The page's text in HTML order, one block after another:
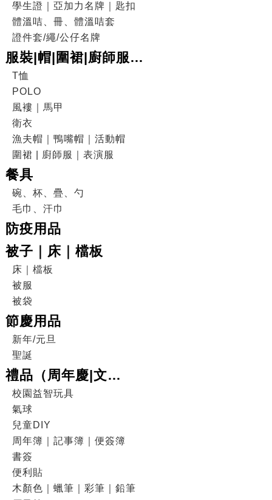
證件套
學生證｜亞加力名牌｜匙扣
體溫咭、冊、體溫咭套
證件套/繩/公仔名牌
服裝|帽|圍裙|廚師服|
表演服
T恤
POLO
風褸｜馬甲
衛衣
漁夫帽｜鴨嘴帽｜活動帽
圍裙 | 廚師服｜表演服
餐具
碗、杯、疊、勺
毛巾、汗巾
防疫用品
被子｜床｜檔板
床｜檔板
被服
被袋
節慶用品
新年/元旦
聖誕
禮品（周年慶|文
具|DIY|電子產品|戶外
用品）
校園益智玩具
氣球
兒童DIY
周年簿｜記事簿｜便簽簿
書簽
便利貼
木顏色｜蠟筆｜彩筆｜鉛筆